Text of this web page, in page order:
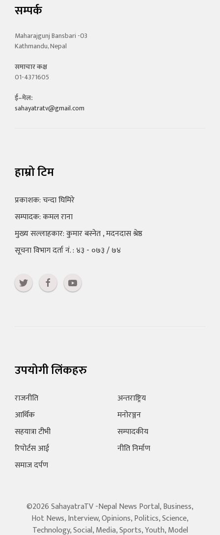
सम्पर्क
Maharajgunj Bansbari -03
Kathmandu, Nepal
समाचार कक्ष
01-4371605
ई–मेल:
sahayatratv@gmail.com
हाम्रो टिम
प्रकाशक: चन्दा घिमिरे
सम्पादक: कमल राना
मुख्य सल्लाहकार: कुमार बस्नेत , मदनदास श्रेष्ठ
सूचना विभाग दर्ता नं. : ४३ - ०७३ / ७४
उपयोगी लिंकहरु
राजनीति
आर्थिक
सहयात्रा टीभी
रिपोर्टस आई
समाज दर्पण
अन्तराष्ट्रिय
मनोरञ्जन
सम्पादकीय
नीति निर्माण
©2026 SahayatraTV -Nepal News Portal, Business,
Hot News, Interview, Opinions, Politics, Science,
Technology, Social, Media, Sports, Youth, Model